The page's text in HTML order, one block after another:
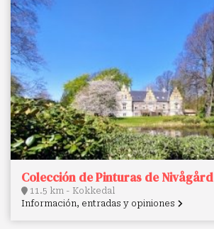
Colección de Pinturas de Nivågård
11.5 km - Kokkedal
Información, entradas y opiniones